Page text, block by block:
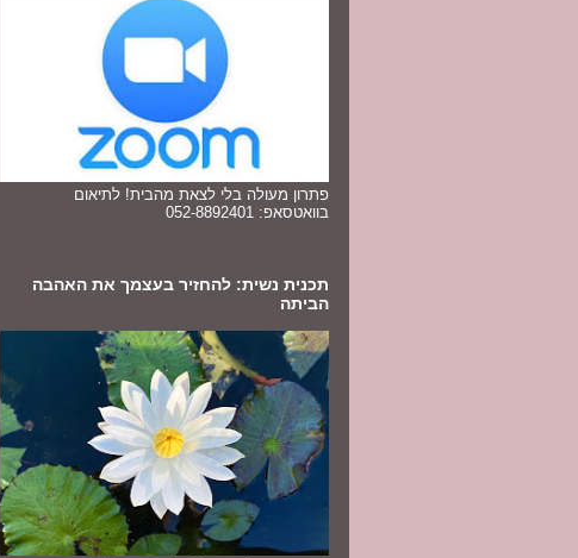
פתרון מעולה בלי לצאת מהבית! לתיאום
בוואטסאפ: 052-8892401
תכנית נשית: להחזיר בעצמך את האהבה
הביתה